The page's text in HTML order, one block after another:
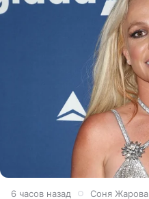
6 часов назад Соня Жарова